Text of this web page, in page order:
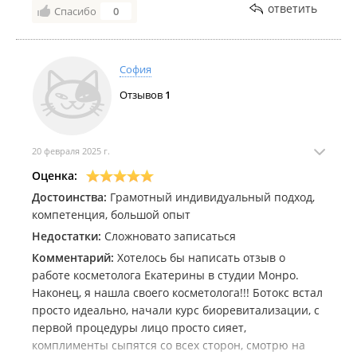
Спасибо 0 ответить
София
Отзывов 1
20 февраля 2025 г.
Оценка:
Достоинства: Грамотный индивидуальный подход,
компетенция, большой опыт
Недостатки: Сложновато записаться
Комментарий: Хотелось бы написать отзыв о
работе косметолога Екатерины в студии Монро.
Наконец, я нашла своего косметолога!!! Ботокс встал
просто идеально, начали курс биоревитализации, с
первой процедуры лицо просто сияет,
комплименты сыпятся со всех сторон, смотрю на